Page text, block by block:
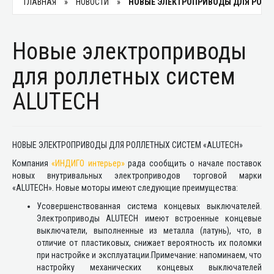
Новые электроприводы
для роллетных систем
ALUTECH
НОВЫЕ ЭЛЕКТРОПРИВОДЫ ДЛЯ РОЛЛЕТНЫХ СИСТЕМ «ALUTECH»
Компания«ИНДИГО интерьер»рада сообщить о начале поставок
новых внутривальных электроприводов торговой марки
«ALUTECH». Новые моторы имеют следующие преимущества:
Усовершенствованная система концевых выключателей.
Электроприводы ALUTECH имеют встроенные концевые
выключатели, выполненные из металла (латунь), что, в
отличие от пластиковых, снижает вероятность их поломки
при настройке и эксплуатации.Примечание: напоминаем, что
настройку механических концевых выключателей